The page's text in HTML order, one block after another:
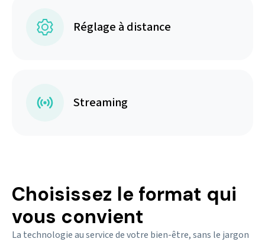
Réglage à distance
Streaming
Choisissez le format qui
vous convient
La technologie au service de votre bien-être, sans le jargon